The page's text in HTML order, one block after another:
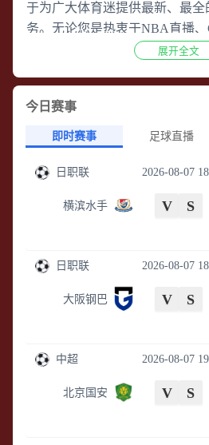
于为广大体育迷提供最新、最
务。无论您是热衷于NBA直播
球直播、欧洲杯直播、五大联赛
纳直播平台，您可以随时随地观
足球比赛。不论是英超、意甲、
尽情感受足球带来的激情和乐趣
提供NBA直播等热门赛事的直
过任何一场精彩的比赛。 除了
还为您提供足球录像
赛录像回放等体育比赛的录像回
即使您错过了某场比赛的直播，
的平台回顾比赛精彩瞬间；我们
体育赛事观看体验；无论您是
者，我们都能满足您的观赛需求
的魅力。选择切尔西vs阿森纳直
展开全文
今日赛事
即时赛事 足球直播
2026-08-07
日职联
横滨水手 V S
2026-08-07
日职联
大阪钢巴 V S
2026-08-07
中超
北京国安 V S